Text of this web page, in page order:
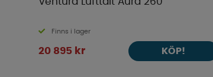
Finns i lager
20 895 kr KÖP!